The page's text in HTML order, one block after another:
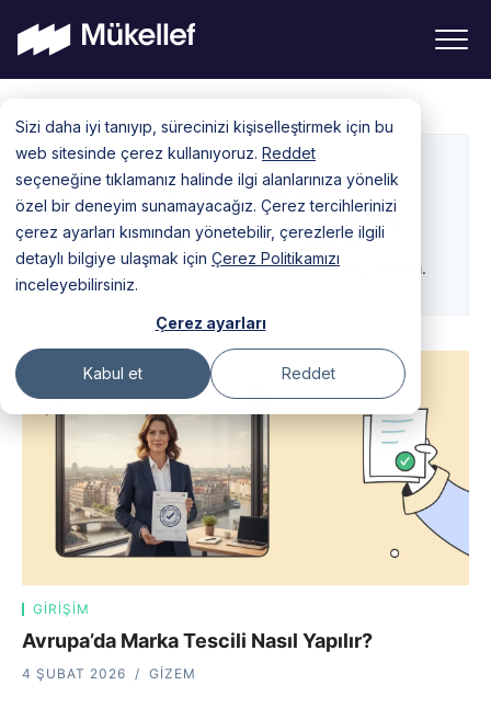
Sizi daha iyi tanıyıp, sürecinizi kişiselleştirmek için bu
web sitesinde çerez kullanıyoruz. Reddet
seçeneğine tıklamanız halinde ilgi alanlarınıza yönelik
özel bir deneyim sunamayacağız. Çerez tercihlerinizi
çerez ayarları kısmından yönetebilir, çerezlerle ilgili
detaylı bilgiye ulaşmak için Çerez Politikamızı
inceleyebilirsiniz.
Çerez ayarları
Kabul et Reddet
contentGirişim ile İlgili Yazılar
Girişimler ile ilgili merak ettiğiniz her şey Mükellef
Blog’da! Girişimler hakkında bilgi sahibi olmak
isteyenler için kapsamlı içeriklerle dolu blog yazıları.
GIRIŞIM
Avrupa’da Marka Tescili Nasıl Yapılır?
4 ŞUBAT 2026 GIZEM